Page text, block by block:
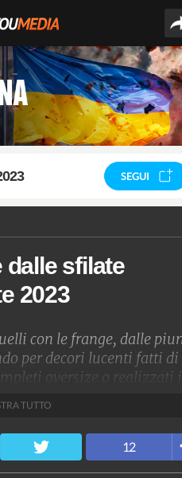
SEGUI
dalle sfilate
2023
con le frange, dalle
per decori lucenti fatti di
oversize o realizzati
York.
TUTTO
12